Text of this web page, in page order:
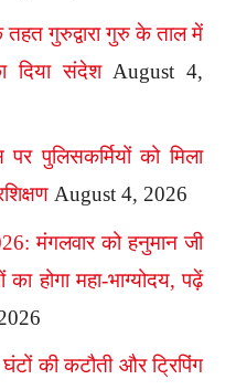
गुरुद्वारा गुरु के ताल में
दिया संदेश August 4,
पुलिसकर्मियों को मिला
August 4, 2026
मंगलवार को हनुमान जी
होगा महा-भाग्योदय, पढ़ें
की कटौती और ट्रिपिंग